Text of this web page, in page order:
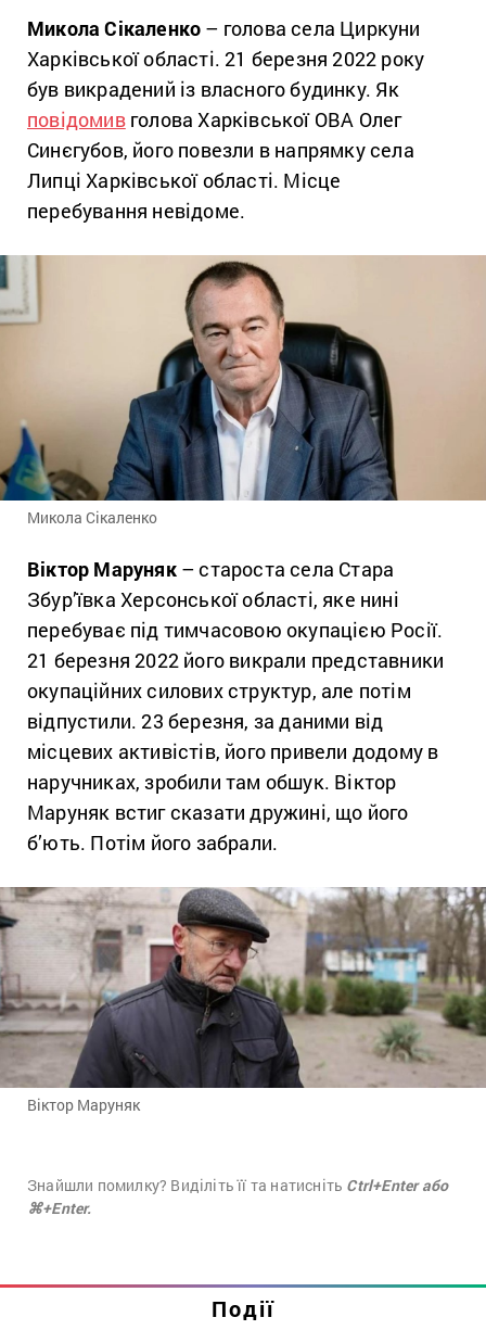
Микола Сікаленко – голова села Циркуни
Харківської області. 21 березня 2022 року
був викрадений із власного будинку. Як
повідомивголова Харківської ОВА Олег
Синєгубов, його повезли в напрямку села
Липці Харківської області. Місце
перебування невідоме.
Микола Сікаленко
Віктор Маруняк– староста села Стара
Збур’ївка Херсонської області, яке нині
перебуває під тимчасовою окупацією Росії.
21 березня 2022 його викрали представники
окупаційних силових структур, але потім
відпустили. 23 березня, за даними від
місцевих активістів, його привели додому в
наручниках, зробили там обшук. Віктор
Маруняк встиг сказати дружині, що його
б’ють. Потім його забрали.
Віктор Маруняк
Знайшли помилку? Виділіть її та натисніть Ctrl+Enter або
⌘+Enter.
Події